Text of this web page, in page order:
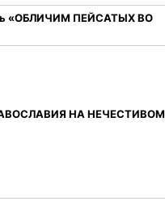
«ОБЛИЧИМ ПЕЙСАТЫХ ВО
НА НЕЧЕСТИВОМ